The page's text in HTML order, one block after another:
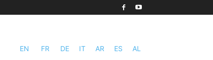
EN FR DE IT AR ES AL